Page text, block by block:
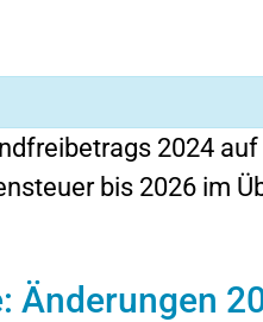
2024 auf
bis 2026 im
Änderungen